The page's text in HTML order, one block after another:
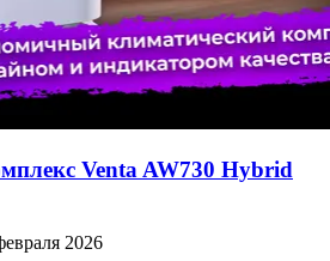
Venta AW730 Hybrid
2026